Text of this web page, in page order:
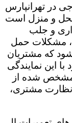
در تهرانپارس
محل و منزل است
و جلب
مشکلات حمل
که مشتریان
این نمایندگی
مشخص شده از
مشتری،